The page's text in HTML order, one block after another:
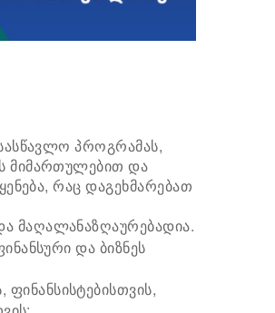
პროგრამას,
მიმართულებით და
რაც დაგეხმარებათ
მაღალანაზღაურებადია.
და ბიზნეს